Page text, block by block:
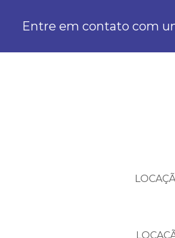
Entre em contato com